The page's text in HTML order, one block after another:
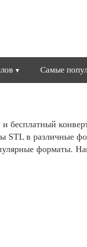
Самые
бесплатный
STL в различные
форматы.